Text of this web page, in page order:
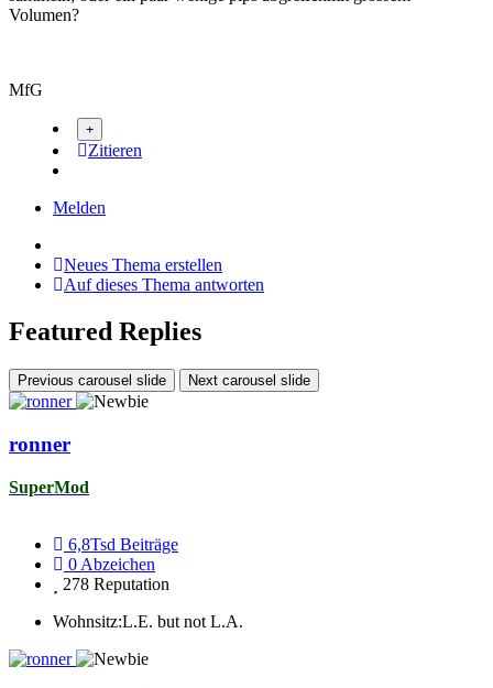
Volumen?
MfG
Zitieren
Melden
Neues Thema erstellen
Auf dieses Thema antworten
Featured Replies
Previous carousel slide Next carousel slide
ronner
SuperMod
6,8Tsd Beiträge
0 Abzeichen
278 Reputation
Wohnsitz:L.E. but not L.A.